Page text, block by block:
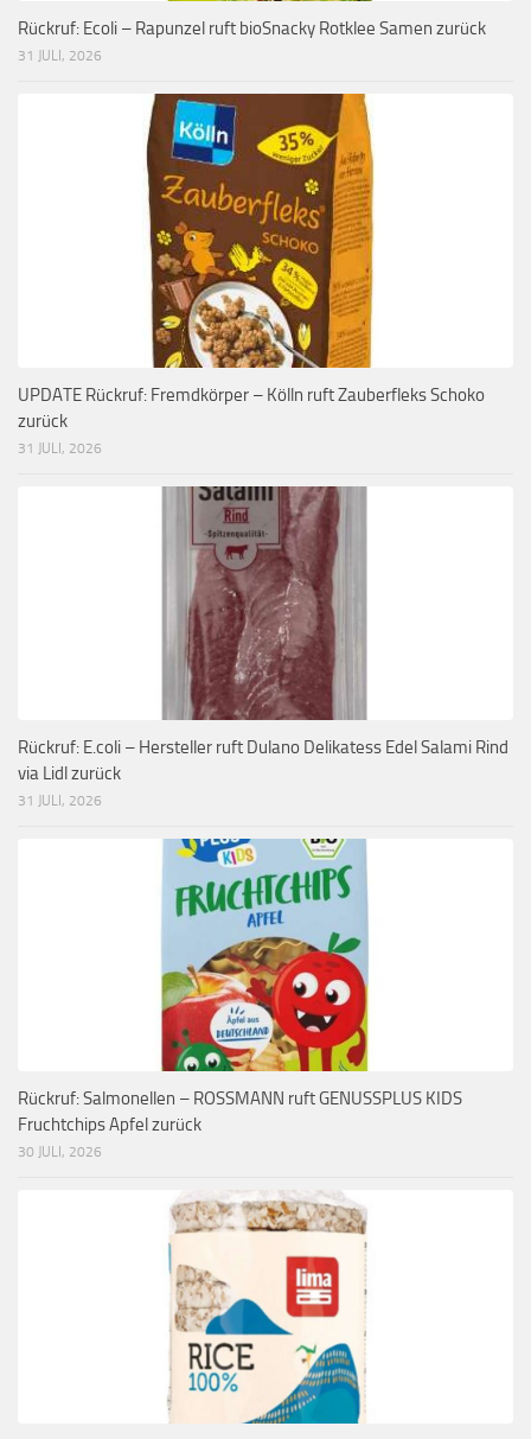
Rückruf: Ecoli – Rapunzel ruft bioSnacky Rotklee Samen zurück
31 JULI, 2026
UPDATE Rückruf: Fremdkörper – Kölln ruft Zauberfleks Schoko
zurück
31 JULI, 2026
Rückruf: E.coli – Hersteller ruft Dulano Delikatess Edel Salami Rind
via Lidl zurück
31 JULI, 2026
Rückruf: Salmonellen – ROSSMANN ruft GENUSSPLUS KIDS
Fruchtchips Apfel zurück
30 JULI, 2026